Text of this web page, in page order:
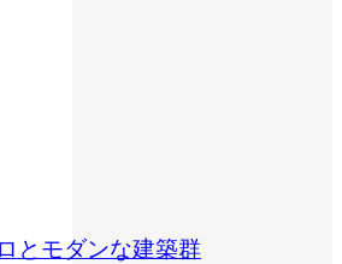
とモダンな建築群